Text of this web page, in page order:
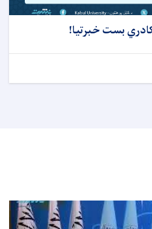
بست خبرتیا!